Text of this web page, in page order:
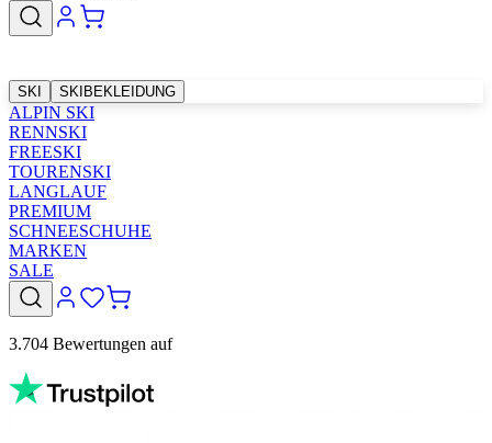
SKI SKIBEKLEIDUNG
ALPIN SKI
RENNSKI
FREESKI
TOURENSKI
LANGLAUF
PREMIUM
SCHNEESCHUHE
MARKEN
SALE
3.704 Bewertungen auf